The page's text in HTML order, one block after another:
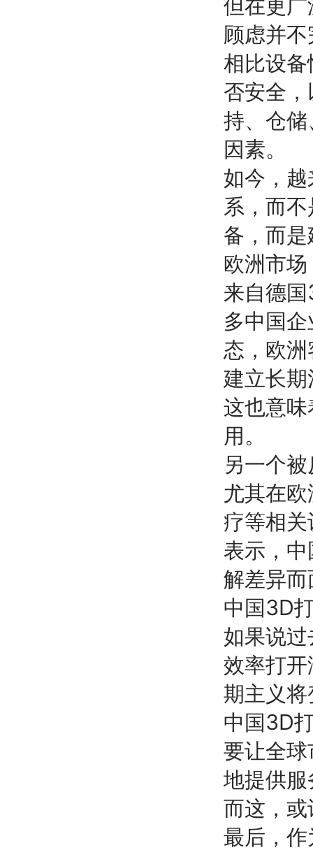
但在更
顾虑并
相比设
否安全
持、仓
因素。
如今，
系，而
备，而
欧洲市场
来自德
多中国
态，欧
建立长
这也意
用。
另一个
尤其在
疗等相
表示，
解差异
中国3D
如果说
效率打
期主义
中国3D
要让全
地提供服
而这，
最后，